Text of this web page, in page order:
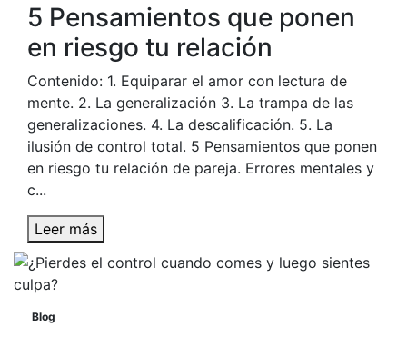
5 Pensamientos que ponen
en riesgo tu relación
Contenido: 1. Equiparar el amor con lectura de
mente. 2. La generalización 3. La trampa de las
generalizaciones. 4. La descalificación. 5. La
ilusión de control total. 5 Pensamientos que ponen
en riesgo tu relación de pareja. Errores mentales y
c...
Leer más
Blog